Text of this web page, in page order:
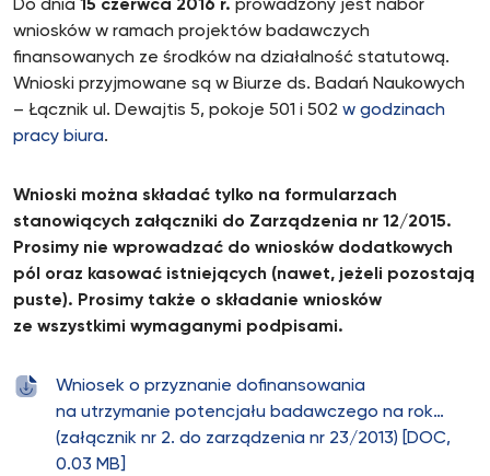
Do dnia 15 czerwca 2016 r. prowadzony jest nabór
wniosków w ramach projektów badawczych
finansowanych ze środków na działalność statutową.
Wnioski przyjmowane są w Biurze ds. Badań Naukowych
– Łącznik ul. Dewajtis 5, pokoje 501 i 502 w godzinach
pracy biura.
Wnioski można składać tylko na formularzach
stanowiących załączniki do Zarządzenia nr 12/2015.
Prosimy nie wprowadzać do wniosków dodatkowych
pól oraz kasować istniejących (nawet, jeżeli pozostają
puste). Prosimy także o składanie wniosków
ze wszystkimi wymaganymi podpisami.
Wniosek o przyznanie dofinansowania
na utrzymanie potencjału badawczego na rok…
(załącznik nr 2. do zarządzenia nr 23/2013) [DOC,
0.03 MB]